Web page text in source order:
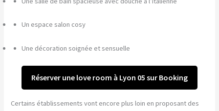
Un espace salon cosy
Une décoration soignée et sensuelle
Réserver une love room à Lyon 05 sur Booking
Certains établissements vont encore plus loin en proposant des